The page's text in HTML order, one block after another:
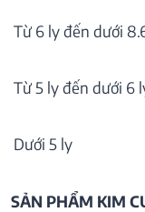
Từ 6 ly đến dưới
Từ 5 ly đến dưới 6
Dưới 5 ly
SẢN PHẨM KIM